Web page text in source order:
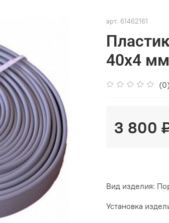
арт. 61462161
40х4
(0)
3 800
Вид изделия:
Установка